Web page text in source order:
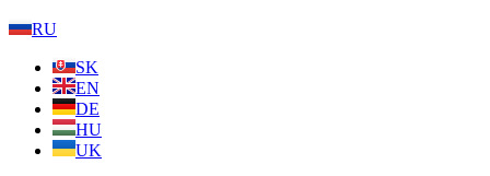
RU
SK
EN
DE
HU
UK